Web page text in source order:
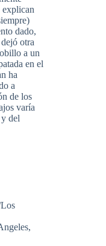
explican
dado,
otra
a un
en el
ha
a
de los
varía
del